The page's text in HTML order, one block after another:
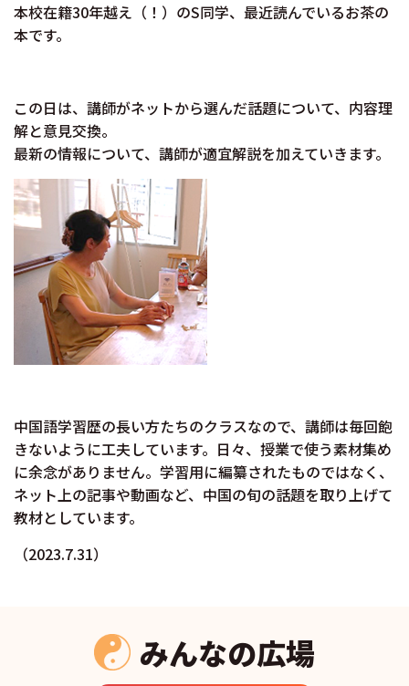
本校在籍30年越え（！）のS同学、最近読んでいるお茶の
本です。
この日は、講師がネットから選んだ話題について、内容理
解と意見交換。
最新の情報について、講師が適宜解説を加えていきます。
中国語学習歴の長い方たちのクラスなので、講師は毎回飽
きないように工夫しています。日々、授業で使う素材集め
に余念がありません。学習用に編纂されたものではなく、
ネット上の記事や動画など、中国の旬の話題を取り上げて
教材としています。
（2023.7.31）
みんなの広場